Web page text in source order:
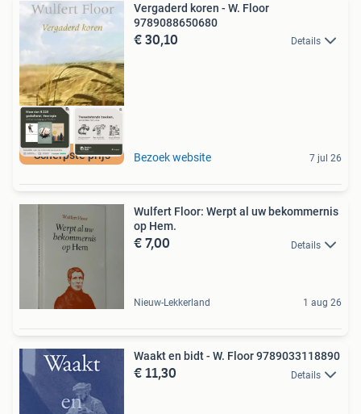
Scherpste prijs
Vergaderd koren - W. Floor
9789088650680
€ 30,10 Details
Bezoek website 7 jul 26
Wulfert Floor: Werpt al uw bekommernis
op Hem.
€ 7,00 Details
Nieuw-Lekkerland 1 aug 26
Waakt en bidt - W. Floor 9789033118890
€ 11,30 Details